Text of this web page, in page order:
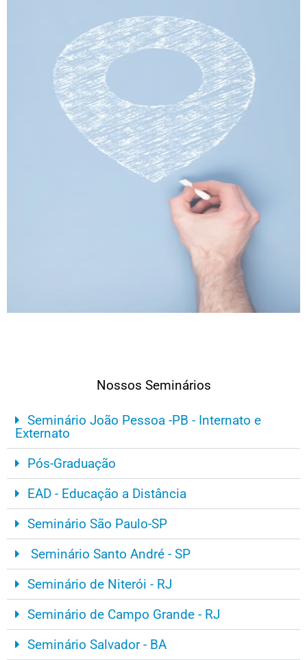
Nossos Seminários
Seminário João Pessoa -PB - Internato e
Externato
Pós-Graduação
EAD - Educação a Distância
Seminário São Paulo-SP
Seminário Santo André - SP
Seminário de Niterói - RJ
Seminário de Campo Grande - RJ
Seminário Salvador - BA